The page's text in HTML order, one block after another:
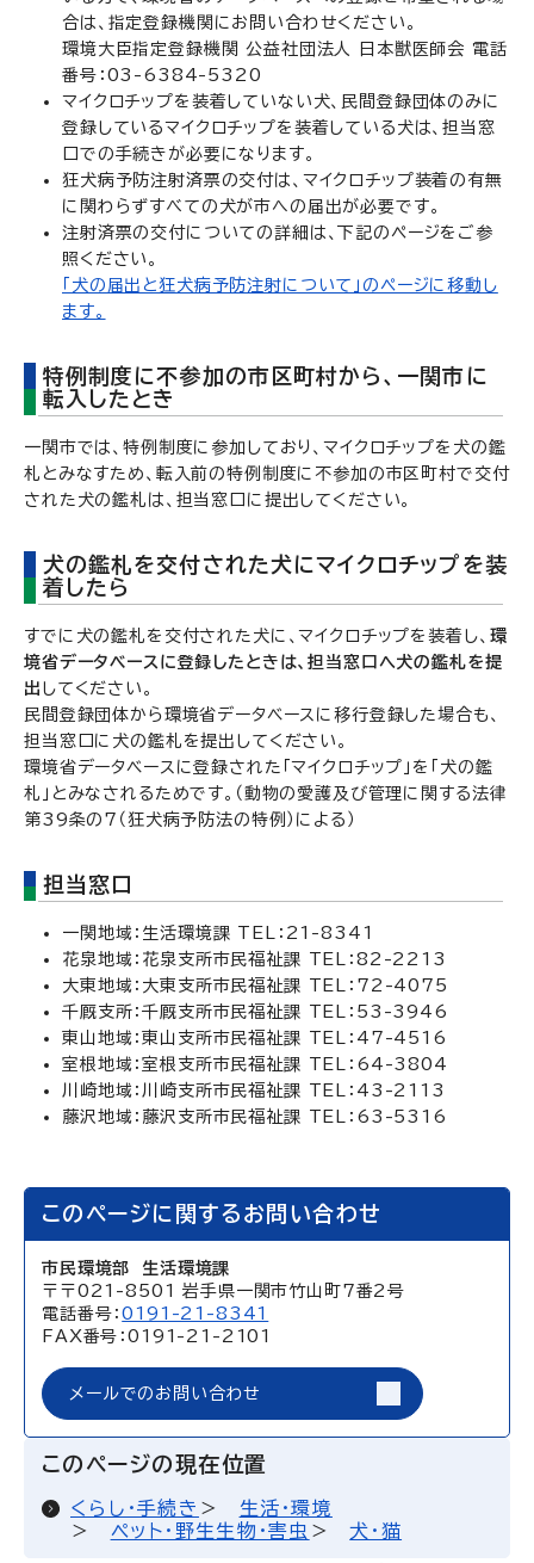
合は、指定登録機関にお問い合わせください。
環境大臣指定登録機関 公益社団法人 日本獣医師会 電話
番号：03-6384-5320
マイクロチップを装着していない犬、民間登録団体のみに
登録しているマイクロチップを装着している犬は、担当窓
口での手続きが必要になります。
狂犬病予防注射済票の交付は、マイクロチップ装着の有無
に関わらずすべての犬が市への届出が必要です。
注射済票の交付についての詳細は、下記のページをご参
照ください。
「犬の届出と狂犬病予防注射について」のページに移動し
ます。
特例制度に不参加の市区町村から、一関市に
転入したとき
一関市では、特例制度に参加しており、マイクロチップを犬の鑑
札とみなすため、転入前の特例制度に不参加の市区町村で交付
された犬の鑑札は、担当窓口に提出してください。
犬の鑑札を交付された犬にマイクロチップを装
着したら
すでに犬の鑑札を交付された犬に、マイクロチップを装着し、 環
境省データベースに登録したときは、担当窓口へ犬の鑑札を提
出 してください。
民間登録団体から環境省データベースに移行登録した場合も、
担当窓口に犬の鑑札を提出してください。
環境省データベースに登録された「マイクロチップ」を「犬の鑑
札」とみなされるためです。（動物の愛護及び管理に関する法律
第39条の7（狂犬病予防法の特例）による）
担当窓口
一関地域：生活環境課 TEL：21-8341
花泉地域：花泉支所市民福祉課 TEL：82-2213
大東地域：大東支所市民福祉課 TEL：72-4075
千厩支所：千厩支所市民福祉課 TEL：53-3946
東山地域：東山支所市民福祉課 TEL：47-4516
室根地域：室根支所市民福祉課 TEL：64-3804
川崎地域：川崎支所市民福祉課 TEL：43-2113
藤沢地域：藤沢支所市民福祉課 TEL：63-5316
このページに関するお問い合わせ
市民環境部 生活環境課
〒〒021-8501 岩手県一関市竹山町7番2号
電話番号：0191-21-8341
FAX番号：0191-21-2101
メールでのお問い合わせ
このページの現在位置
くらし・手続き
生活・環境
ペット・野生生物・害虫
犬・猫